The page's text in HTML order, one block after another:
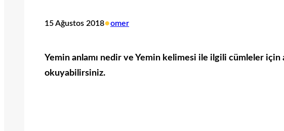
15 Ağustos 2018•omer
Yemin anlamı nedir ve Yemin kelimesi ile ilgili cümleler için
okuyabilirsiniz.